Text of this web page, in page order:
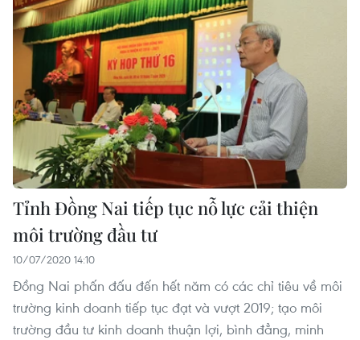
Tỉnh Đồng Nai tiếp tục nỗ lực cải thiện
môi trường đầu tư
10/07/2020 14:10
Đồng Nai phấn đấu đến hết năm có các chỉ tiêu về môi
trường kinh doanh tiếp tục đạt và vượt 2019; tạo môi
trường đầu tư kinh doanh thuận lợi, bình đẳng, minh